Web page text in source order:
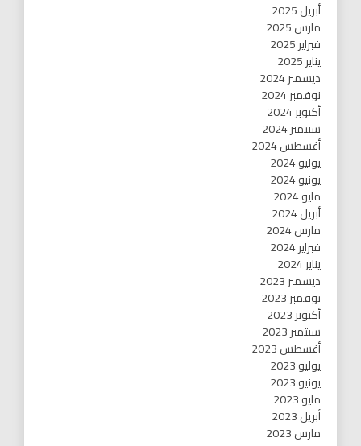
أبريل 2025
مارس 2025
فبراير 2025
يناير 2025
ديسمبر 2024
نوفمبر 2024
أكتوبر 2024
سبتمبر 2024
أغسطس 2024
يوليو 2024
يونيو 2024
مايو 2024
أبريل 2024
مارس 2024
فبراير 2024
يناير 2024
ديسمبر 2023
نوفمبر 2023
أكتوبر 2023
سبتمبر 2023
أغسطس 2023
يوليو 2023
يونيو 2023
مايو 2023
أبريل 2023
مارس 2023